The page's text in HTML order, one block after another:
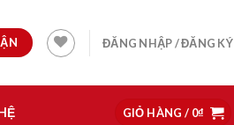
ĐĂNG NHẬP / ĐĂNG KÝ
GIỎ HÀNG / 0₫